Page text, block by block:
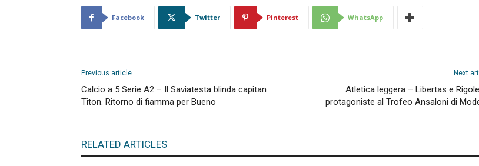
Facebook Twitter Pinterest WhatsApp
Previous article
Calcio a 5 Serie A2 – Il Saviatesta blinda capitan
Titon. Ritorno di fiamma per Bueno
Next
Atletica leggera – Libertas e
protagoniste al Trofeo Ansaloni di
RELATED ARTICLES